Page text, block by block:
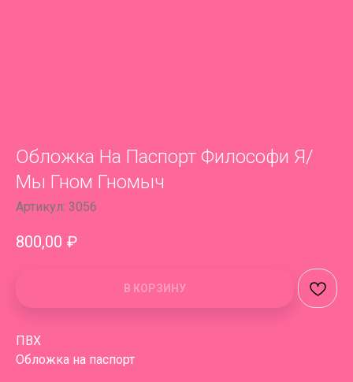
Обложка На Паспорт Философи Я/
Мы Гном Гномыч
Артикул: 3056
800,00 ₽
В КОРЗИНУ
ПВХ
Обложка на паспорт